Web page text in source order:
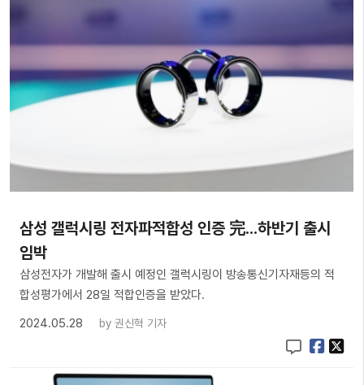
삼성 갤럭시링 전자파적합성 인증 完...하반기 출시
임박
삼성전자가 개발해 출시 예정인 갤럭시링이 방송통신기자재등의 적
합성평가에서 28일 적합인증을 받았다.
2024.05.28
by 권신혁 기자